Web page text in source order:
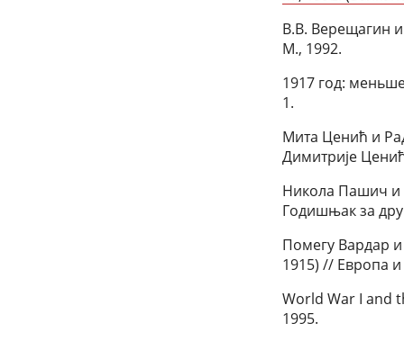
В.В. Верещагин
М., 1992.
1917 год:
1.
Мита Ценић и
Димитриjе
Никола Пашич и
Годишњак за
Помегу Вардар
1915) // Европа
World War I and
1995.